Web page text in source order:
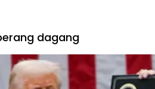
dagang